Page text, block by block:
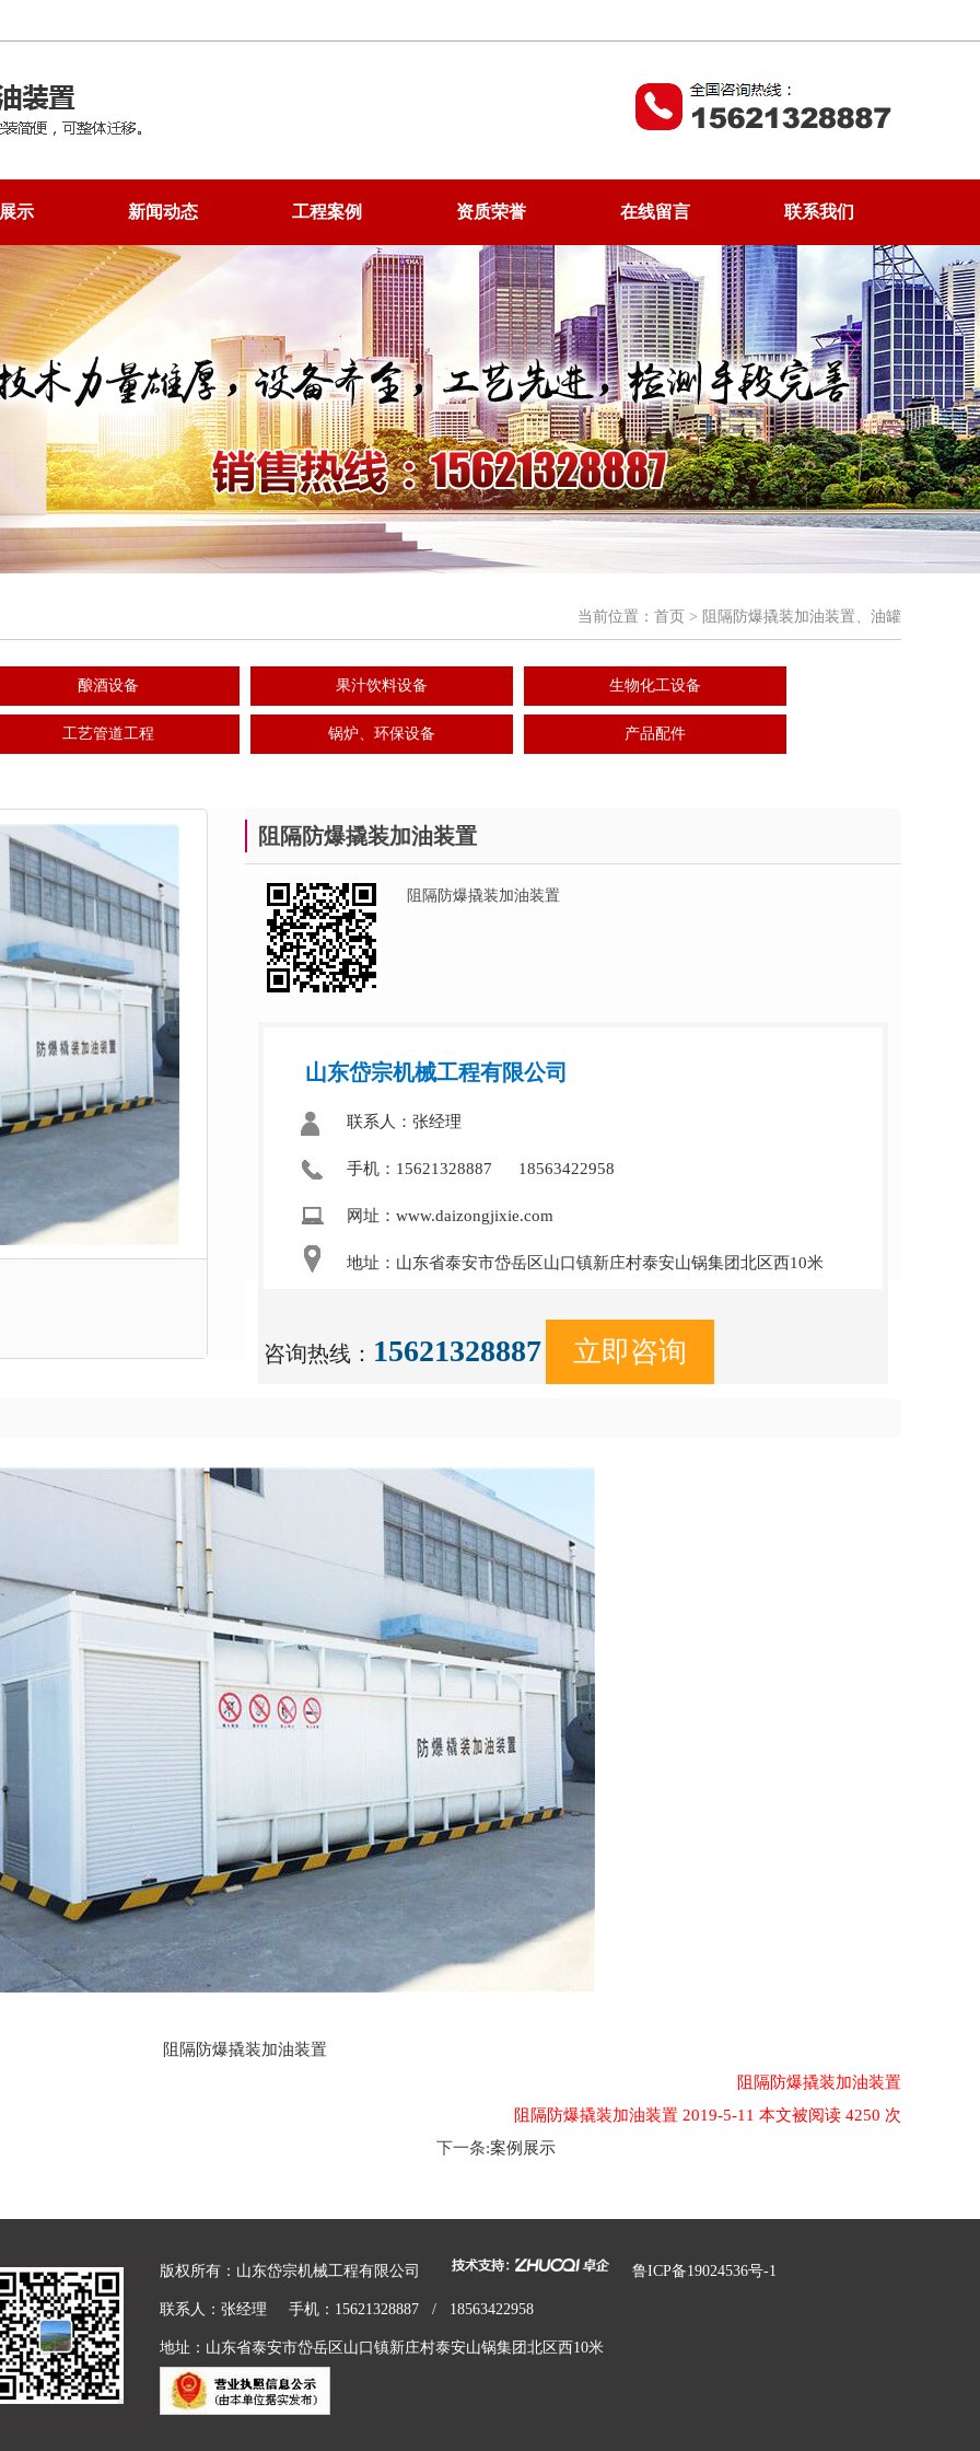
示 新闻动态 工程案例 资质荣誉 在线留言 联系我们
当前位置： 首页 > 阻隔防爆撬装加油装置、油罐
酿酒设备 果汁饮料设备 生物化工设备
工艺管道工程 锅炉、环保设备 产品配件
阻隔防爆撬装加油装置
阻隔防爆撬装加油装置
山东岱宗机械工程有限公司
联系人：张经理
手机：15621328887 18563422958
网址：www.daizongjixie.com
地址：山东省泰安市岱岳区山口镇新庄村泰安山锅集团北区西10米
咨询热线： 15621328887 立即咨询
阻隔防爆撬装加油装置
阻隔防爆撬装加油装置
阻隔防爆撬装加油装置 2019-5-11 本文被阅读 4250 次
下一条:案例展示
版权所有：山东岱宗机械工程有限公司 鲁ICP备19024536号-1
联系人：张经理 手机：15621328887 / 18563422958
地址：山东省泰安市岱岳区山口镇新庄村泰安山锅集团北区西10米